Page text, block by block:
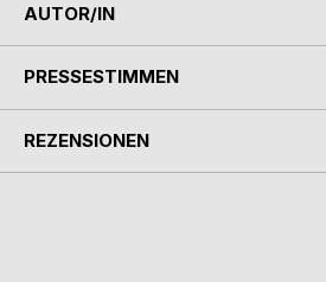
AUTOR/IN
PRESSESTIMMEN
REZENSIONEN